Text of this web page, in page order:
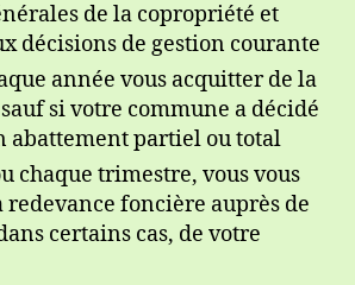
de la copropriété et
décisions de gestion courante
année vous acquitter de la
si votre commune a décidé
abattement partiel ou total
chaque trimestre, vous vous
redevance foncière auprès de
certains cas, de votre